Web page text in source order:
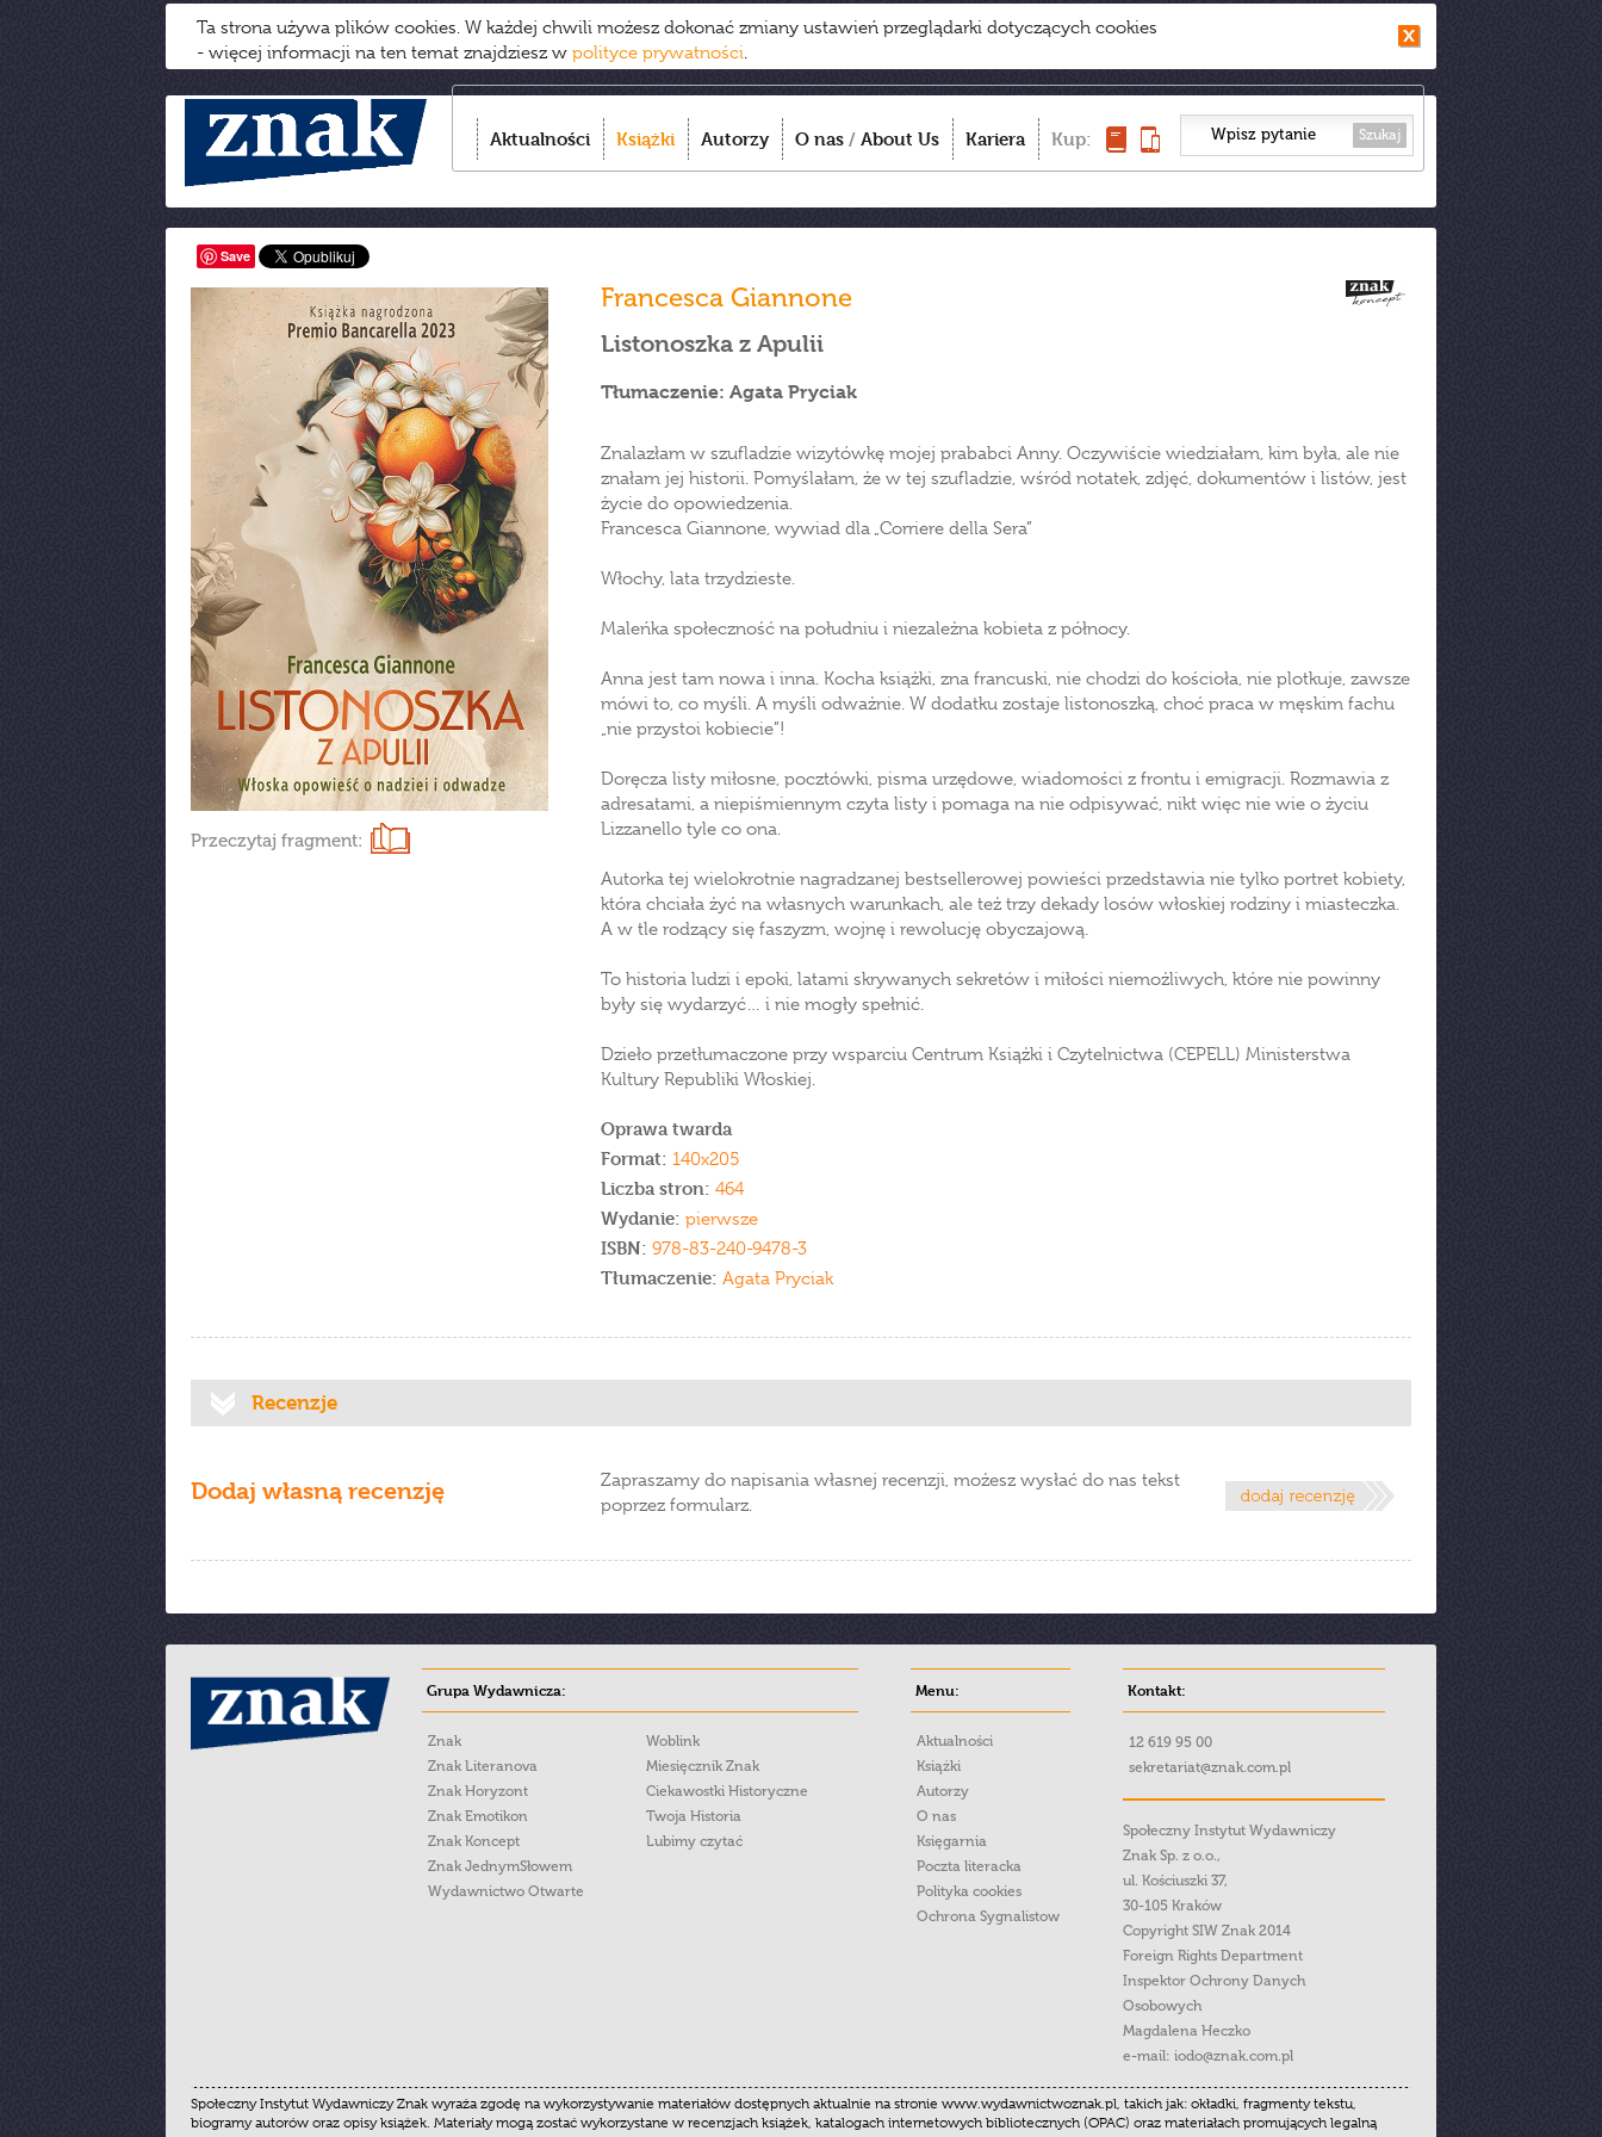
Ta strona używa plików cookies. W każdej chwili możesz dokonać zmiany ustawień przeglądarki dotyczących cookies
- więcej informacji na ten temat znajdziesz w polityce prywatności.
Aktualności Książki Autorzy O nas / About Us Kariera Kup: Szukaj
Save
Przeczytaj fragment:
Francesca Giannone
Listonoszka z Apulii
Tłumaczenie: Agata Pryciak
Znalazłam w szufladzie wizytówkę mojej prababci Anny. Oczywiście wiedziałam, kim była, ale nie
znałam jej historii. Pomyślałam, że w tej szufladzie, wśród notatek, zdjęć, dokumentów i listów, jest
życie do opowiedzenia.
Francesca Giannone, wywiad dla „Corriere della Sera”
Włochy, lata trzydzieste.
Maleńka społeczność na południu i niezależna kobieta z północy.
Anna jest tam nowa i inna. Kocha książki, zna francuski, nie chodzi do kościoła, nie plotkuje, zawsze
mówi to, co myśli. A myśli odważnie. W dodatku zostaje listonoszką, choć praca w męskim fachu
„nie przystoi kobiecie”!
Doręcza listy miłosne, pocztówki, pisma urzędowe, wiadomości z frontu i emigracji. Rozmawia z
adresatami, a niepiśmiennym czyta listy i pomaga na nie odpisywać, nikt więc nie wie o życiu
Lizzanello tyle co ona.
Autorka tej wielokrotnie nagradzanej bestsellerowej powieści przedstawia nie tylko portret kobiety,
która chciała żyć na własnych warunkach, ale też trzy dekady losów włoskiej rodziny i miasteczka.
A w tle rodzący się faszyzm, wojnę i rewolucję obyczajową.
To historia ludzi i epoki, latami skrywanych sekretów i miłości niemożliwych, które nie powinny
były się wydarzyć… i nie mogły spełnić.
Dzieło przetłumaczone przy wsparciu Centrum Książki i Czytelnictwa (CEPELL) Ministerstwa
Kultury Republiki Włoskiej.
Oprawa twarda
Format: 140x205
Liczba stron: 464
Wydanie: pierwsze
ISBN: 978-83-240-9478-3
Tłumaczenie: Agata Pryciak
Recenzje
Dodaj własną recenzję
Zapraszamy do napisania własnej recenzji, możesz wysłać do nas tekst
poprzez formularz.
Grupa Wydawnicza:
Znak
Znak Literanova
Znak Horyzont
Znak Emotikon
Znak Koncept
Znak JednymSłowem
Wydawnictwo Otwarte
Woblink
Miesięcznik Znak
Ciekawostki Historyczne
Twoja Historia
Lubimy czytać
Menu:
Aktualności
Książki
Autorzy
O nas
Księgarnia
Poczta literacka
Polityka cookies
Ochrona Sygnalistow
Kontakt:
12 619 95 00
sekretariat@znak.com.pl
Społeczny Instytut Wydawniczy
Znak Sp. z o.o.,
ul. Kościuszki 37,
30-105 Kraków
Copyright SIW Znak 2014
Foreign Rights Department
Inspektor Ochrony Danych
Osobowych
Magdalena Heczko
e-mail: iodo@znak.com.pl
Społeczny Instytut Wydawniczy Znak wyraża zgodę na wykorzystywanie materiałów dostępnych aktualnie na stronie www.wydawnictwoznak.pl, takich jak: okładki, fragmenty tekstu,
biogramy autorów oraz opisy książek. Materiały mogą zostać wykorzystane w recenzjach książek, katalogach internetowych bibliotecznych (OPAC) oraz materiałach promujących legalną